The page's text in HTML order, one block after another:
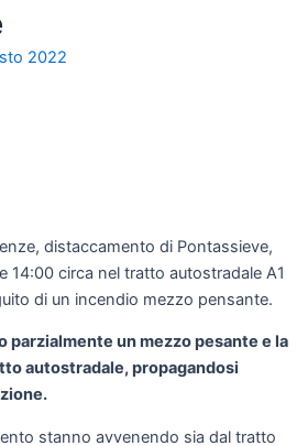
2022
distaccamento di Pontassieve,
14:00 circa nel tratto autostradale A1
di un incendio mezzo pensante.
parzialmente un mezzo pesante e la
autostradale, propagandosi
stanno avvenendo sia dal tratto